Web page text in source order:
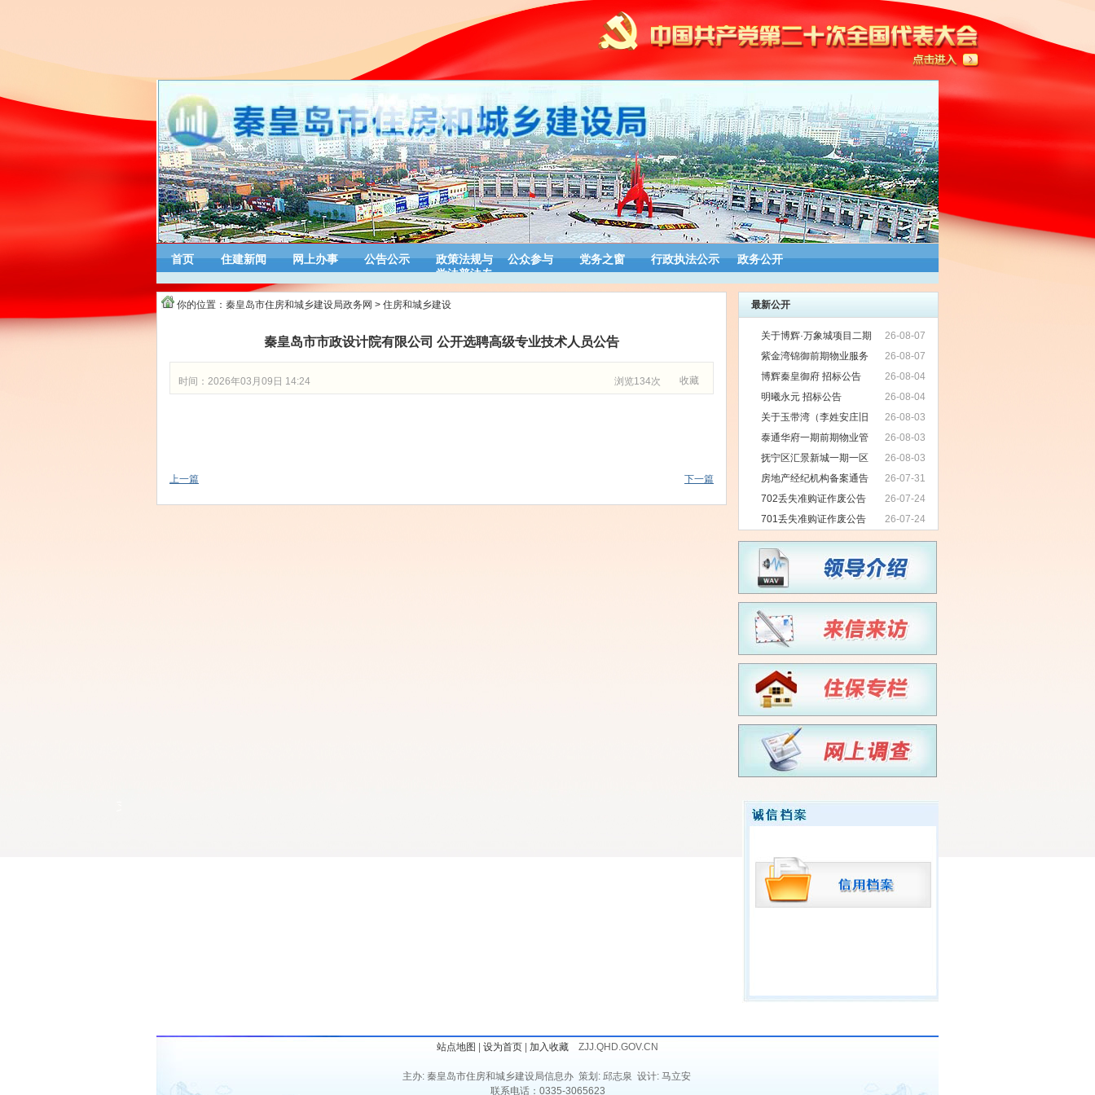
首页 住建新闻 网上办事 公告公示
政策法规与
学法普法专
公众参与 党务之窗 行政执法公示 政务公开
你的位置： 秦皇岛市住房和城乡建设局政务网 > 住房和城乡建设
秦皇岛市市政设计院有限公司 公开选聘高级专业技术人员公告
收藏
浏览134次
时间：2026年03月09日 14:24
上一篇 下一篇
最新公开
26-08-07
关于博辉·万象城项目二期
工程房产实测绘成果的公示
26-08-07
紫金湾锦御前期物业服务
项目招标公告
26-08-04
博辉秦皇御府 招标公告
26-08-04
明曦永元 招标公告
26-08-03
关于玉带湾（李姓安庄旧
村改造）七期项目无拖欠农民工工资
情况公示
26-08-03
泰通华府一期前期物业管
理项目招标公告
26-08-03
抚宁区汇景新城一期一区
物业服务项目招标公告
26-07-31
房地产经纪机构备案通告
26-07-24
702丢失准购证作废公告
26-07-24
701丢失准购证作废公告
站点地图 设为首页 加入收藏 ZJJ.QHD.GOV.CN
主办: 秦皇岛市住房和城乡建设局信息办 策划: 邱志泉 设计: 马立安
联系电话：0335-3065623